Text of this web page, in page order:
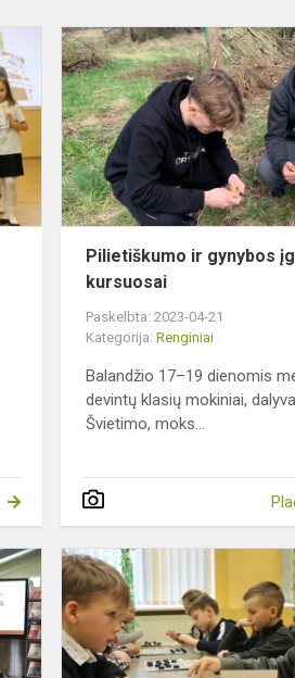
Pradinių
klasių
mokinių
meninio
skaitymo
konkursas
Pilietiškumo ir gynybos
kursuosai
Paskelbta: 2023-04-21
Kategorija:Renginiai
Balandžio 17–19 dienomis
devintų klasių mokiniai,
Švietimo, moks...
Tarptautinės
vaikų
knygos
dienos
paminėjimas